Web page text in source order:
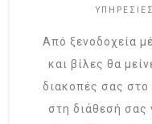
Από ξενοδοχεία
και βίλες θα
διακοπές σας στο
στη διάθεσή σας